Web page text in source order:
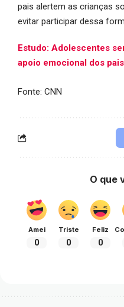
pais alertem as crianças
evitar participar dessa
Estudo: Adolescentes
apoio emocional dos pais
Fonte: CNN
O que
Amei
0
Triste
0
Feliz
0